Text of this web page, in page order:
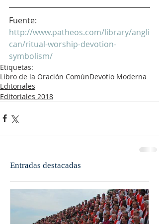
Fuente:
http://www.patheos.com/library/angli
can/ritual-worship-devotion-
symbolism/
Etiquetas:
Libro de la Oración ComúnDevotio Moderna
Editoriales
Editoriales 2018
Entradas destacadas